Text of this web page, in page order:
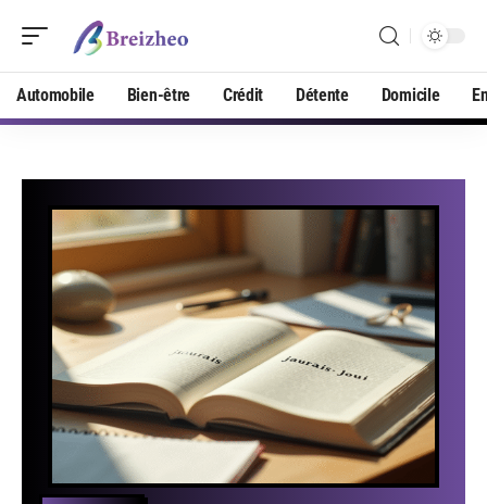
Automobile Bien-être Crédit Détente Domicile